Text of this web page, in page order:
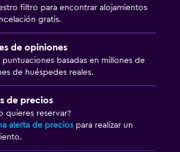
filtro para encontrar alojamientos
gratis.
de opiniones
puntuaciones basadas en millones de
de huéspedes reales.
de precios
quieres reservar?
alerta de precios para realizar un